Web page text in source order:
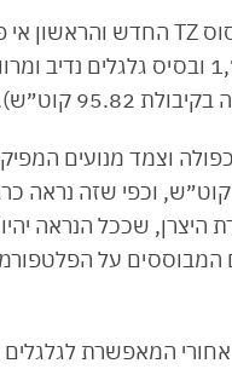
היצע הסוללות נע בין 77 ל-95